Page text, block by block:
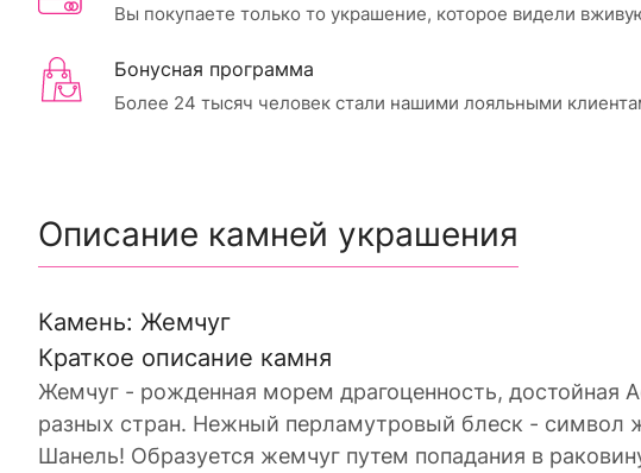
Вы покупаете только то украшение, которое видели
Бонусная программа
Более 24 тысяч человек стали нашими лояльными
Описание камней украшения
Камень: Жемчуг
Краткое описание камня
Жемчуг - рожденная морем драгоценность,
разных стран. Нежный перламутровый блеск - символ
Шанель! Образуется жемчуг путем попадания в